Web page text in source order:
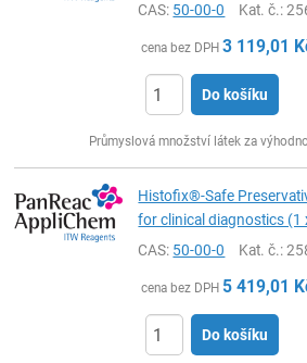
CAS: 50-00-0 Kat. č.:
cena bez DPH 3 119,01
Do košíku
Průmyslová množství látek za
Histofix®-Safe
for clinical diagnostics (1
CAS: 50-00-0 Kat. č.:
cena bez DPH 5 419,01
Do košíku